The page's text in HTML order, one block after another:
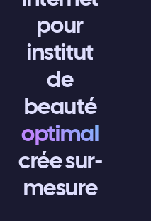
pour
institut
de
beauté
optimal
crée sur-
mesure